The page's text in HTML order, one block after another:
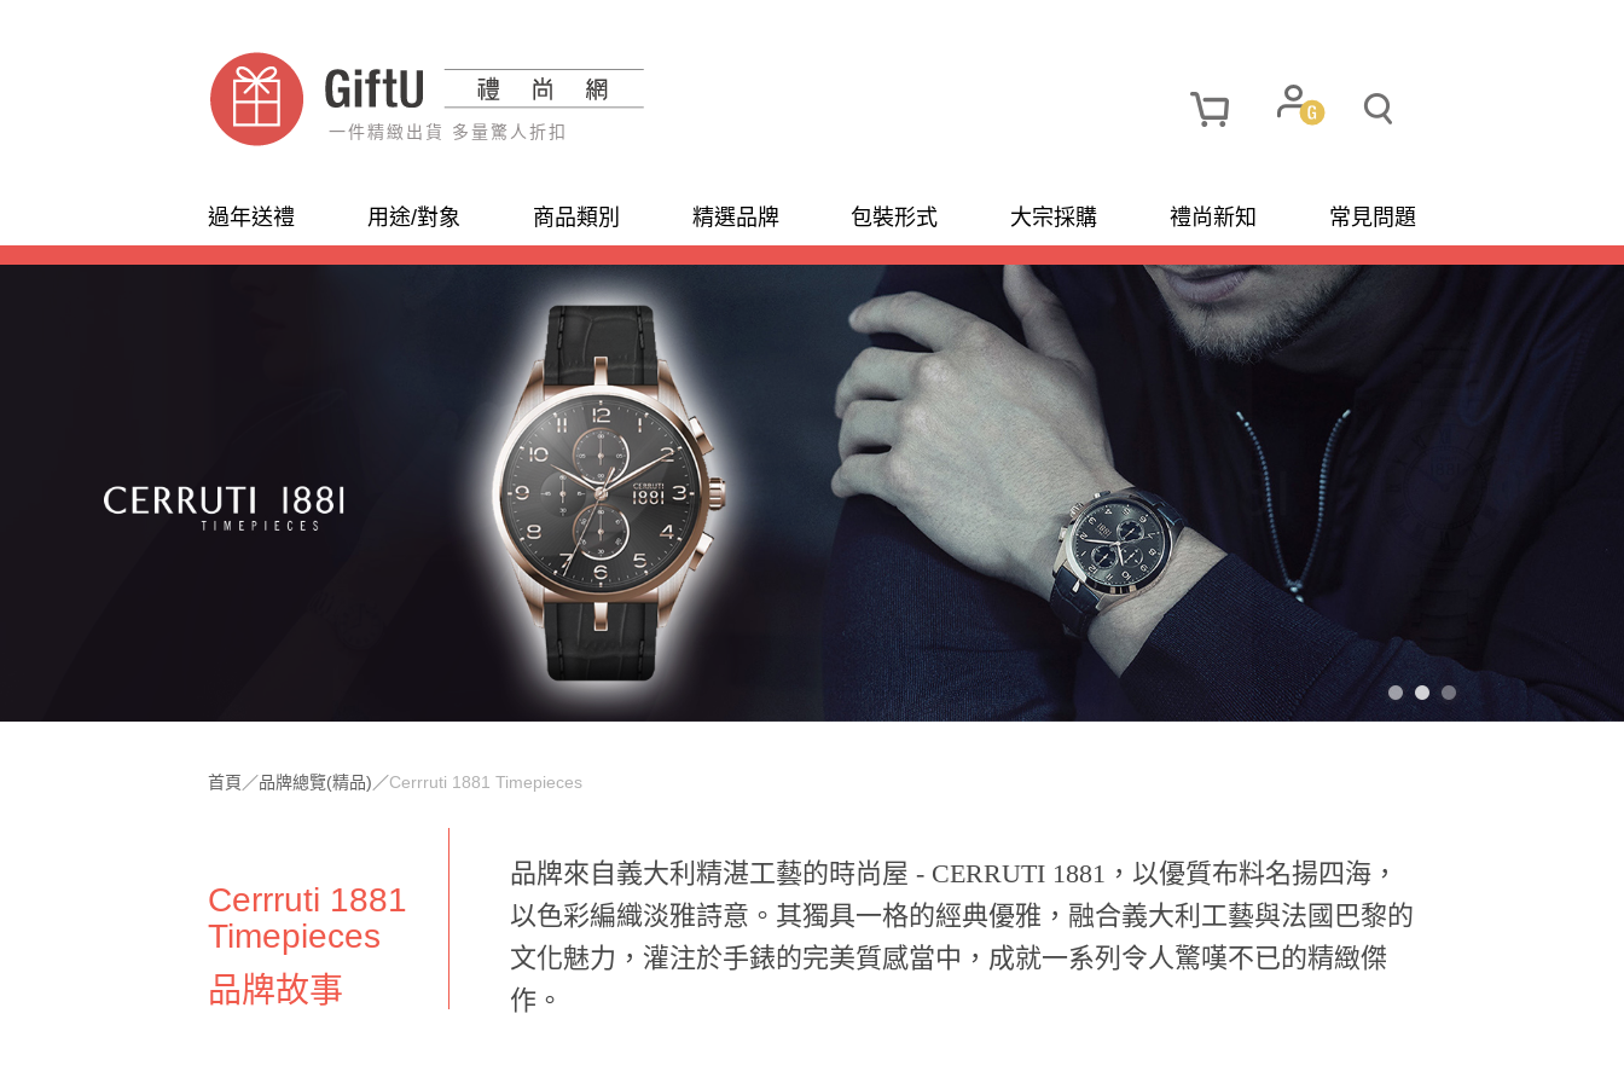
一件精緻出貨 多量驚人折扣
過年送禮 用途/對象 商品類別 精選品牌 包裝形式 大宗採購 禮尚新知 常見問題
首頁 ／品牌總覽(精品) ／Cerrruti 1881 Timepieces
Cerrruti 1881
Timepieces
品牌故事
品牌來自義大利精湛工藝的時尚屋 - CERRUTI 1881，以優質布料名揚四海，
以色彩編織淡雅詩意。其獨具一格的經典優雅，融合義大利工藝與法國巴黎的
文化魅力，灌注於手錶的完美質感當中，成就一系列令人驚嘆不已的精緻傑
作。